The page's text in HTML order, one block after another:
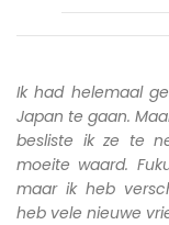
Ik had helemaal
Japan te gaan.
besliste ik ze te
moeite waard.
maar ik heb
heb vele nieuwe